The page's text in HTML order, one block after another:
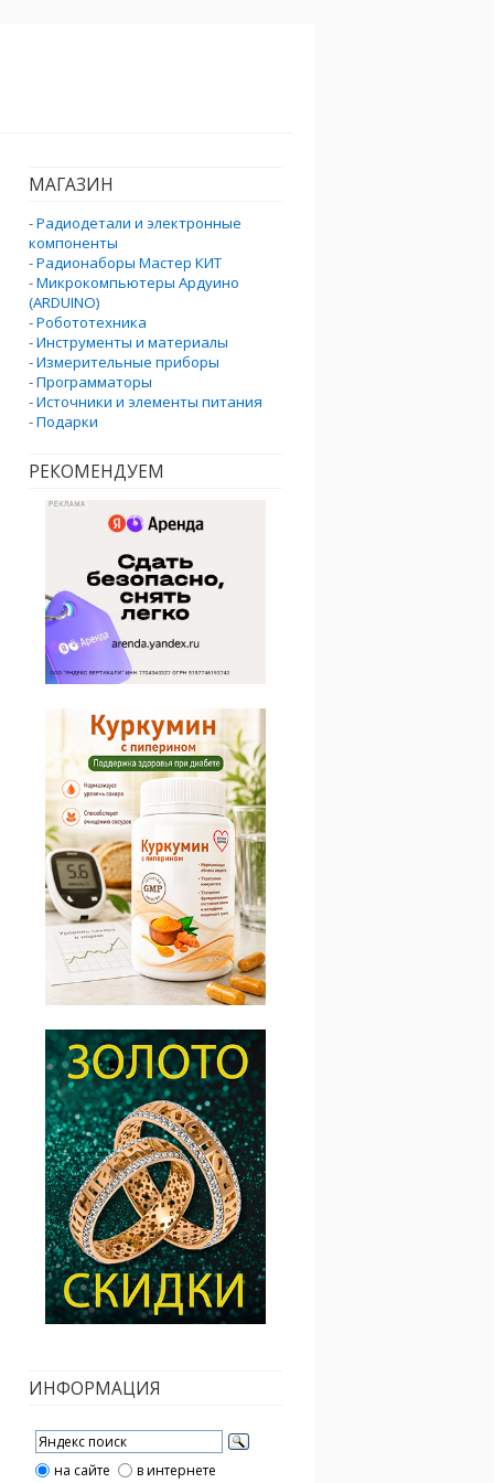
МАГАЗИН
-Радиодетали и электронные
компоненты
-Радионаборы Мастер КИТ
-Микрокомпьютеры Ардуино
(ARDUINO)
-Робототехника
-Инструменты и материалы
-Измерительные приборы
-Программаторы
-Источники и элементы питания
-Подарки
РЕКОМЕНДУЕМ
ИНФОРМАЦИЯ
на сайте в интернете